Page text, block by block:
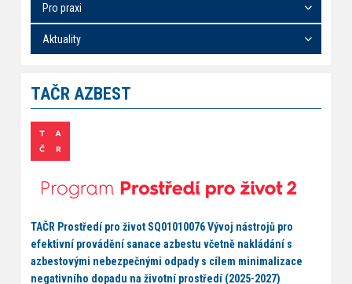
Pro praxi
Aktuality
TAČR AZBEST
TAČR Prostředí pro život SQ01010076 Vývoj nástrojů pro
efektivní provádění sanace azbestu včetně nakládání s
azbestovými nebezpečnými odpady s cílem minimalizace
negativního dopadu na životní prostředí (2025-2027)